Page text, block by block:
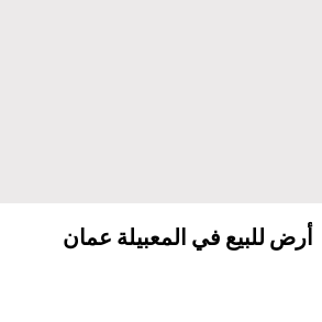
أرض للبيع في المعبيلة عمان